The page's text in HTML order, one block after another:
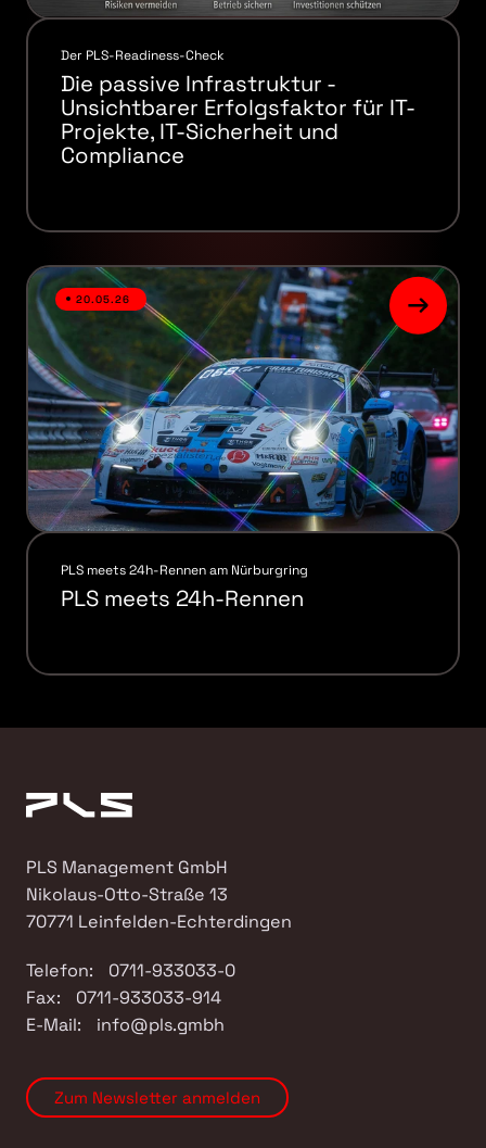
Der PLS-Readiness-Check
Die passive Infrastruktur -
Unsichtbarer Erfolgsfaktor für IT-
Projekte, IT-Sicherheit und
Compliance
20.05.26
PLS meets 24h-Rennen am Nürburgring
PLS meets 24h-Rennen
PLS Management GmbH
Nikolaus-Otto-Straße 13
70771 Leinfelden-Echterdingen
Telefon:
0711-933033-0
Fax:
0711-933033-914
E-Mail:
info@pls.gmbh
Zum Newsletter anmelden